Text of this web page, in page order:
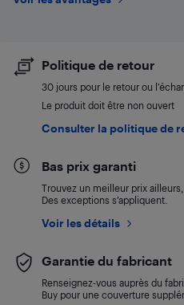
Politique de retour
30 jours pour le retour ou
Le produit doit être non ouvert
Consulter la politique de
Bas prix garanti
Trouvez un meilleur prix
Des exceptions s’appliquent.
Voir les détails
Garantie du fabricant
Renseignez-vous auprès du
Buy pour une couverture